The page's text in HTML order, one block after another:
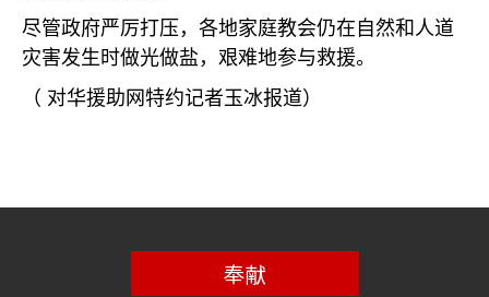
尽管政府严厉打压，各地家庭教会仍在自然和人道
灾害发生时做光做盐，艰难地参与救援。
（ 对华援助网特约记者玉冰报道）
奉献